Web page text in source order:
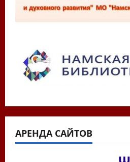
АРЕНДА САЙТОВ